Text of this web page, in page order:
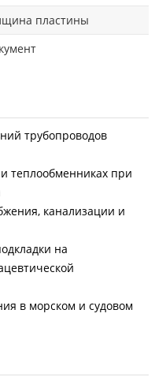
пластины
трубопроводов
теплообменниках при
канализации и
на
в морском и судовом